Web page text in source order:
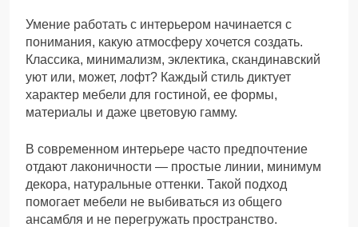
Умение работать с интерьером начинается с
понимания, какую атмосферу хочется создать.
Классика, минимализм, эклектика, скандинавский
уют или, может, лофт? Каждый стиль диктует
характер мебели для гостиной, ее формы,
материалы и даже цветовую гамму.
В современном интерьере часто предпочтение
отдают лаконичности — простые линии, минимум
декора, натуральные оттенки. Такой подход
помогает мебели не выбиваться из общего
ансамбля и не перегружать пространство.